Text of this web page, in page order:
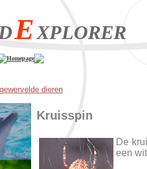
EXPLORER
Homepage
dieren
Kruisspin
De
een